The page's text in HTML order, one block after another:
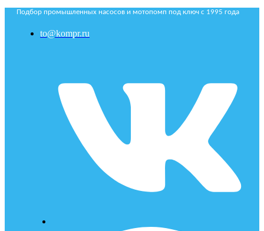
Подбор промышленных насосов и мотопомп под ключ с 1995 года
to@kompr.ru